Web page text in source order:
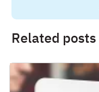
Related posts